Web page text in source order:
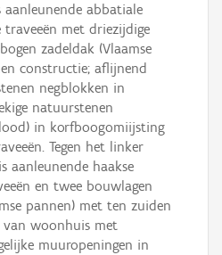
aanleunende abbatiale
met driezijdige
zadeldak (Vlaamse
constructie; aflijnend
negblokken in
natuurstenen
in korfboogomiijsting
Tegen het linker
aanleunende haakse
en twee bouwlagen
pannen) met ten zuiden
van woonhuis met
muuropeningen in